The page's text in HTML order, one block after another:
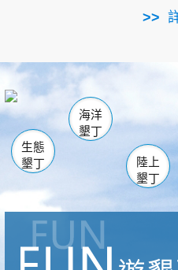
海生館
恆春
龍鑾潭自然中心
瓊麻館
關山
白砂
生態
墾丁
海洋
墾丁
陸上
墾丁